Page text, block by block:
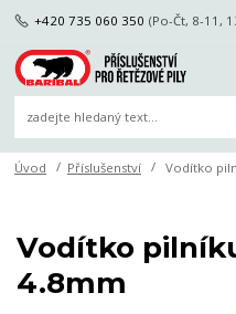
+420 735 060 350 (Po-Čt, 8-11,
Úvod Příslušenství Vodítko
Vodítko
4.8mm